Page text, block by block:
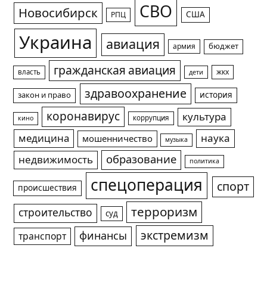
Новосибирск РПЦ СВО США
Украина авиация армия бюджет
власть гражданская авиация дети жкх
закон и право здравоохранение история
кино коронавирус коррупция
культура
медицина
мошенничество музыка
наука
недвижимость
образование политика
происшествия спецоперация спорт
строительство суд терроризм
транспорт финансы экстремизм